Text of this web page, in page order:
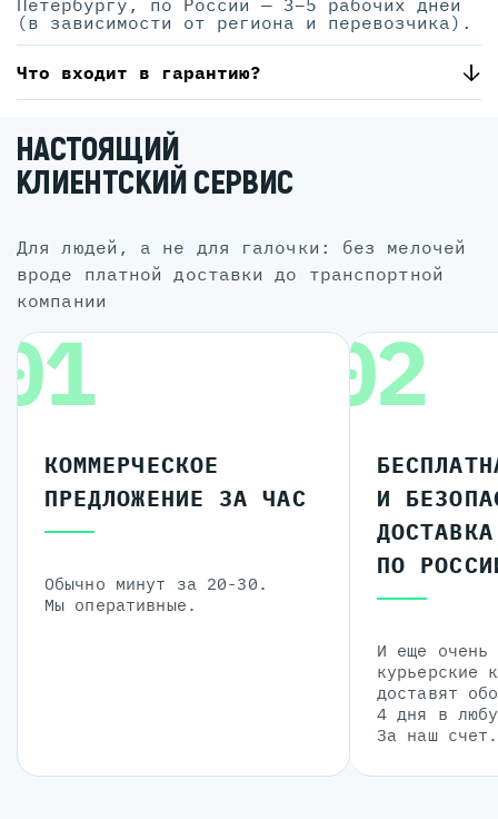
Петербургу, по России — 3–5 рабочих дней
(в зависимости от региона и перевозчика).
Что входит в гарантию?
НАСТОЯЩИЙ
КЛИЕНТСКИЙ СЕРВИС
для людей, а не для галочки: без мелочей
вроде платной доставки до транспортной
компании
КОММЕРЧЕСКОЕ
ПРЕДЛОЖЕНИЕ ЗА ЧАС
Обычно минут за 20-30.
Мы оперативные.
02
И
ДОСТАВКА
ПО
И еще очень
курьерские
доставят
4 дня в
За наш счет.